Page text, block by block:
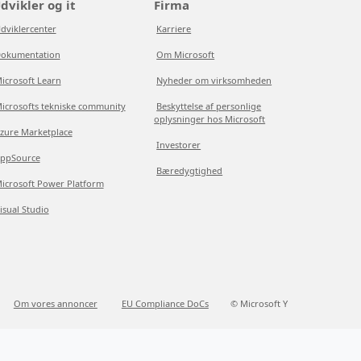
og it
Learn
tekniske community
Marketplace
Power Platform
Studio
Firma
Karriere
Om Microsoft
Nyheder om virksomheden
Beskyttelse af personlige
oplysninger hos Microsoft
Investorer
Bæredygtighed
Om vores annoncer EU Compliance DoCs © Microsoft Y